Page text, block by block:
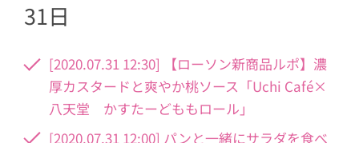
31日
[2020.07.31 12:30] 【ローソン新商品ルポ】濃
厚カスタードと爽やか桃ソース「Uchi Café×
八天堂 かすたーどももロール」
[2020.07.31 12:00] パンと一緒にサラダを食べ